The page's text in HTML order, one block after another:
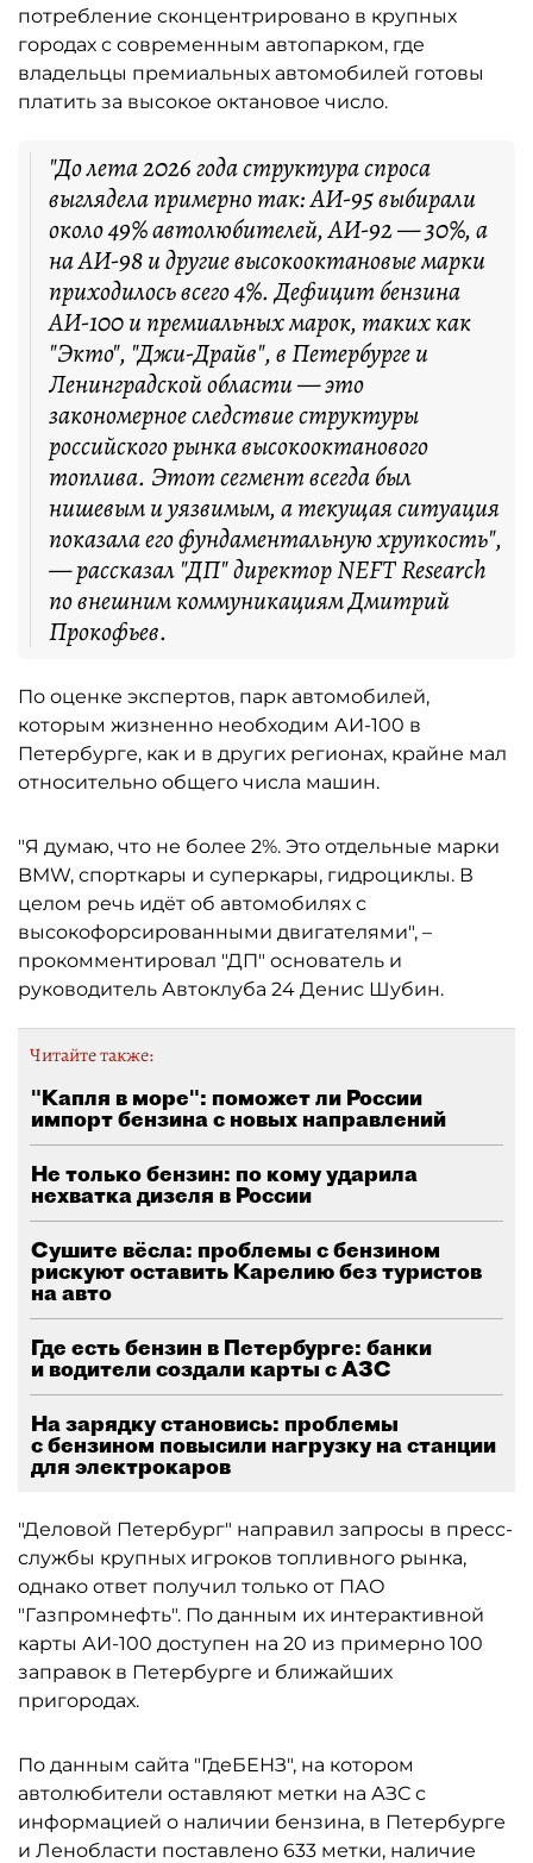
потребление сконцентрировано в крупных
городах с современным автопарком, где
владельцы премиальных автомобилей готовы
платить за высокое октановое число.
"До лета 2026 года структура спроса
выглядела примерно так: АИ-95 выбирали
около 49% автолюбителей, АИ-92 — 30%, а
на АИ-98 и другие высокооктановые марки
приходилось всего 4%. Дефицит бензина
АИ-100 и премиальных марок, таких как
"Экто", "Джи-Драйв", в Петербурге и
Ленинградской области — это
закономерное следствие структуры
российского рынка высокооктанового
топлива. Этот сегмент всегда был
нишевым и уязвимым, а текущая ситуация
показала его фундаментальную хрупкость",
— рассказал "ДП" директор NEFT Research
по внешним коммуникациям Дмитрий
Прокофьев.
По оценке экспертов, парк автомобилей,
которым жизненно необходим АИ-100 в
Петербурге, как и в других регионах, крайне мал
относительно общего числа машин.
"Я думаю, что не более 2%. Это отдельные марки
BMW, спорткары и суперкары, гидроциклы. В
целом речь идёт об автомобилях с
высокофорсированными двигателями", –
прокомментировал "ДП" основатель и
руководитель Автоклуба 24 Денис Шубин.
Читайте также:
"Капля в море": поможет ли России
импорт бензина с новых направлений
Не только бензин: по кому ударила
нехватка дизеля в России
Сушите вёсла: проблемы с бензином
рискуют оставить Карелию без туристов
на авто
Где есть бензин в Петербурге: банки
и водители создали карты с АЗС
На зарядку становись: проблемы
с бензином повысили нагрузку на станции
для электрокаров
"Деловой Петербург" направил запросы в пресс-
службы крупных игроков топливного рынка,
однако ответ получил только от ПАО
"Газпромнефть". По данным их интерактивной
карты АИ-100 доступен на 20 из примерно 100
заправок в Петербурге и ближайших
пригородах.
По данным сайта "ГдеБЕНЗ", на котором
автолюбители оставляют метки на АЗС с
информацией о наличии бензина, в Петербурге
и Ленобласти поставлено 633 метки, наличие